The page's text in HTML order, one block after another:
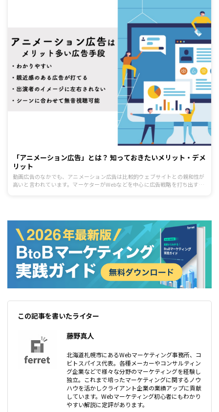
「アニメーション広告」とは？ 知っておきたいメリット・デメ
リット
動画広告のなかでも、アニメーション広告は比較的ウェブサイトとの親和性が
高いと言われています。マーケターがWebなどを中心に広告戦略を打ち出す上
この記事を書いたライター
藤野真人
北海道札幌市にあるWebマーケティング事務所、コ
ビトスパイス代表。各種メーカーやコンサルティン
グ企業などで様々な分野のマーケティングを経験し
独立。これまで培ったマーケティングに関するノウ
ハウを活かしクライアント企業の業績アップに貢献
しています。Webマーケティング初心者にもわかり
やすい解説に定評があります。